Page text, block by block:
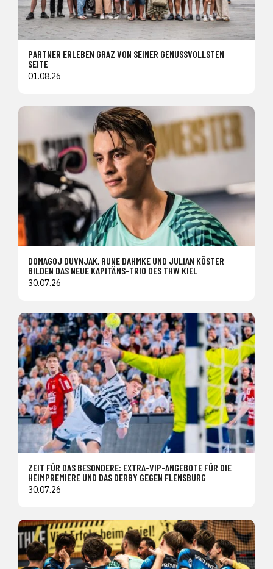
PARTNER ERLEBEN GRAZ VON SEINER GENUSSVOLLSTEN
SEITE
01.08.26
DOMAGOJ DUVNJAK, RUNE DAHMKE UND JULIAN KÖSTER
BILDEN DAS NEUE KAPITÄNS-TRIO DES THW KIEL
30.07.26
ZEIT FÜR DAS BESONDERE: EXTRA-VIP-ANGEBOTE FÜR DIE
HEIMPREMIERE UND DAS DERBY GEGEN FLENSBURG
30.07.26